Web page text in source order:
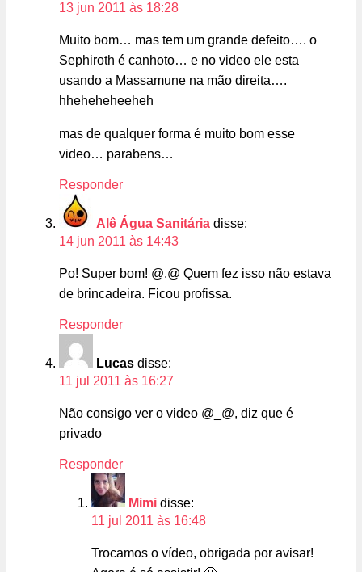
13 jun 2011 às 18:28
Muito bom… mas tem um grande defeito…. o
Sephiroth é canhoto… e no video ele esta
usando a Massamune na mão direita….
hheheheheeheh
mas de qualquer forma é muito bom esse
video… parabens…
Responder
Alê Água Sanitária disse:
14 jun 2011 às 14:43
Po! Super bom! @.@ Quem fez isso não estava
de brincadeira. Ficou profissa.
Responder
Lucas disse:
11 jul 2011 às 16:27
Não consigo ver o video @_@, diz que é
privado
Responder
Mimi disse:
11 jul 2011 às 16:48
Trocamos o vídeo, obrigada por avisar!